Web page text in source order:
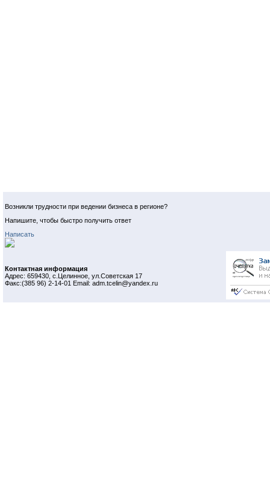
Возникли трудности при ведении бизнеса в регионе?
Напишите, чтобы быстро получить ответ
Написать
Контактная информация
Адрес: 659430, с.Целинное, ул.Советская 17
Факс:(385 96) 2-14-01 Email: adm.tcelin@yandex.ru